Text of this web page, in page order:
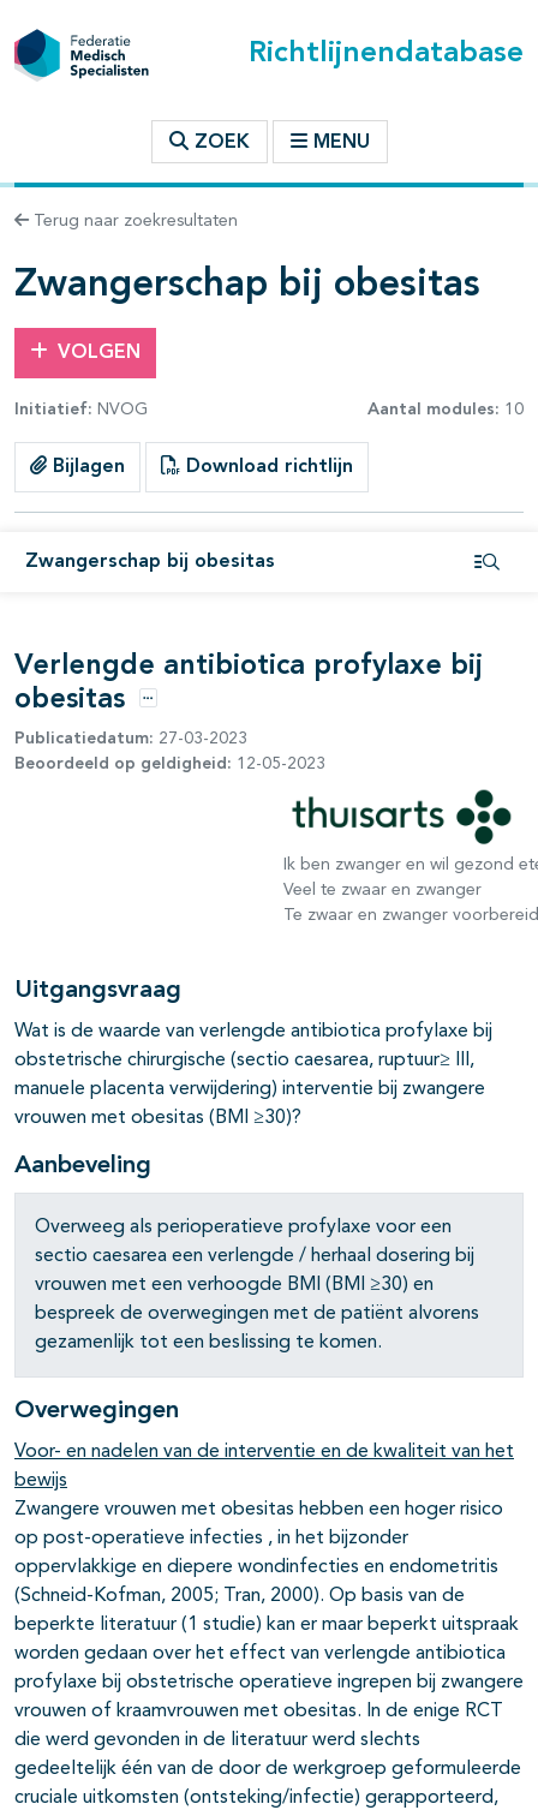
Richtlijnendatabase
ZOEK MENU
Terug naar zoekresultaten
Zwangerschap bij obesitas
VOLGEN
Initiatief: NVOG Aantal modules: 10
Bijlagen Download richtlijn
Zwangerschap bij obesitas
binnen deze richtlijn
Verlengde antibiotica profylaxe bij
obesitas
Opties
Publicatiedatum: 27-03-2023
Beoordeeld op geldigheid: 12-05-2023
Ik ben zwanger en wil gezond
Veel te zwaar en zwanger
Te zwaar en zwanger
Uitgangsvraag
Wat is de waarde van verlengde antibiotica profylaxe bij
obstetrische chirurgische (sectio caesarea, ruptuur≥ III,
manuele placenta verwijdering) interventie bij zwangere
vrouwen met obesitas (BMI ≥30)?
Aanbeveling
Overweeg als perioperatieve profylaxe voor een
sectio caesarea een verlengde / herhaal dosering bij
vrouwen met een verhoogde BMI (BMI ≥30) en
bespreek de overwegingen met de patiënt alvorens
gezamenlijk tot een beslissing te komen.
Overwegingen
Voor- en nadelen van de interventie en de kwaliteit van het
bewijs
Zwangere vrouwen met obesitas hebben een hoger risico
op post-operatieve infecties , in het bijzonder
oppervlakkige en diepere wondinfecties en endometritis
(Schneid-Kofman, 2005; Tran, 2000). Op basis van de
beperkte literatuur (1 studie) kan er maar beperkt uitspraak
worden gedaan over het effect van verlengde antibiotica
profylaxe bij obstetrische operatieve ingrepen bij zwangere
vrouwen of kraamvrouwen met obesitas. In de enige RCT
die werd gevonden in de literatuur werd slechts
gedeeltelijk één van de door de werkgroep geformuleerde
cruciale uitkomsten (ontsteking/infectie) gerapporteerd,